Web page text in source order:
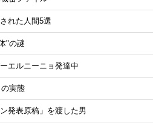
れた人間5選
"の謎
エルニーニョ発達中
実態
発表原稿」を渡した男